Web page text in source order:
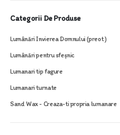
Categorii De Produse
Lumânări Invierea Domnului (preot )
Lumânări pentru sfeșnic
Lumanari tip fagure
Lumanari turnate
Sand Wax - Creaza-ti propria lumanare